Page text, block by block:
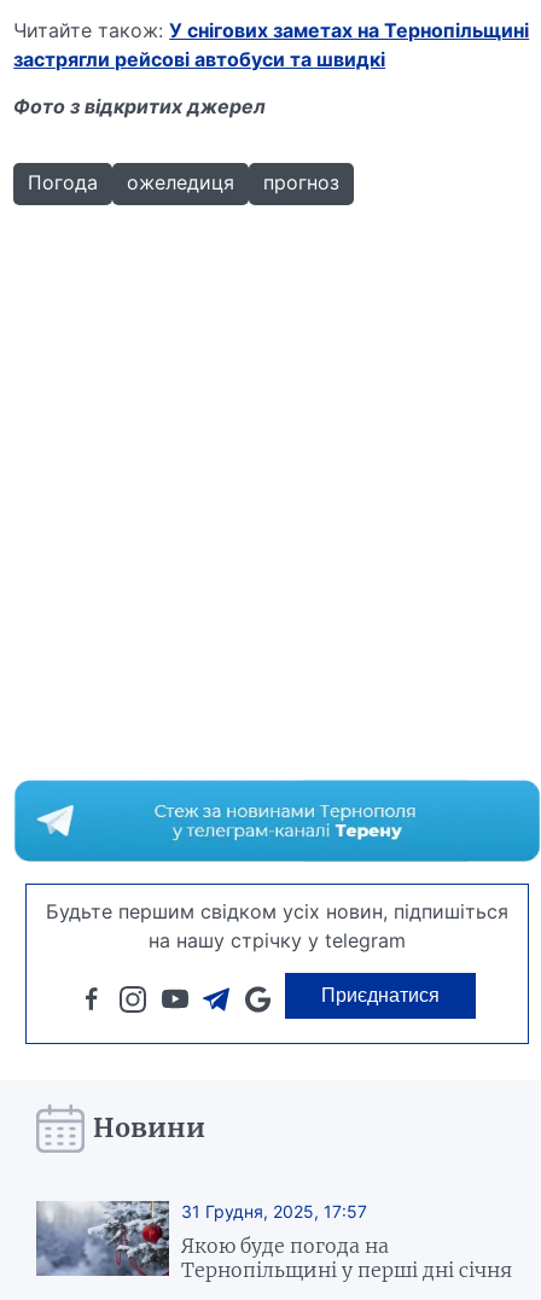
Читайте також:У снігових заметах на Тернопільщині
застрягли рейсові автобуси та швидкі
Фото з відкритих джерел
Погода ожеледиця прогноз
Будьте першим свідком усіх новин, підпишіться
на нашу стрічку у telegram
Приєднатися
Новини
31 Грудня, 2025, 17:57
Якою буде погода на
Тернопільщині у перші дні січня